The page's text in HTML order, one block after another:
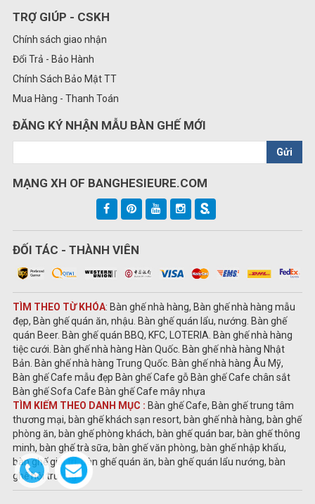
TRỢ GIÚP - CSKH
Chính sách giao nhận
Đổi Trả - Bảo Hành
Chính Sách Bảo Mật TT
Mua Hàng - Thanh Toán
ĐĂNG KÝ NHẬN MẪU BÀN GHẾ MỚI
Gửi
MẠNG XH OF BANGHESIEURE.COM
ĐỐI TÁC - THÀNH VIÊN
TÌM THEO TỪ KHÓA: Bàn ghế nhà hàng, Bàn ghế nhà hàng mẫu
đẹp, Bàn ghế quán ăn, nhậu. Bàn ghế quán lẩu, nướng. Bàn ghế
quán Beer. Bàn ghế quán BBQ, KFC, LOTERIA. Bàn ghế nhà hàng
tiệc cưới. Bàn ghế nhà hàng Hàn Quốc. Bàn ghế nhà hàng Nhật
Bản. Bàn ghế nhà hàng Trung Quốc. Bàn ghế nhà hàng Âu Mỹ,
Bàn ghế Cafe mẫu đẹp Bàn ghế Cafe gỗ Bàn ghế Cafe chân sắt
Bàn ghế Sofa Cafe Bàn ghế Cafe mây nhựa
TÌM KIẾM THEO DANH MỤC : Bàn ghế Cafe, Bàn ghế trung tâm
thương mại, bàn ghế khách sạn resort, bàn ghế nhà hàng, bàn ghế
phòng ăn, bàn ghế phòng khách, bàn ghế quán bar, bàn ghế thông
minh, bàn ghế trà sữa, bàn ghế văn phòng, bàn ghế nhập khẩu,
bàn ghế giải trí, bàn ghế quán ăn, bàn ghế quán lẩu nướng, bàn
ghế hội trường